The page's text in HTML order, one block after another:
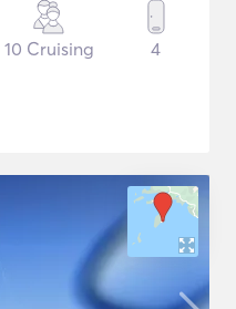
10 Cruising 4